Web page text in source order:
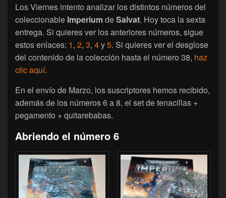
Los Viernes intento analizar los distintos números del
coleccionable ImperiumdeSalvat. Hoy toca la sexta
entrega. Si quieres ver los anteriores números, sigue
estos enlaces: 1, 2, 3, 4y5. Si quieres ver el desglose
del contenido de la colección hasta el número 38, haz
clic aquí.
En el envío de Marzo, los suscriptores hemos recibido,
además de los números 6 a 8, el set de tenacillas +
pegamento + quitarebabas.
Abriendo el número 6